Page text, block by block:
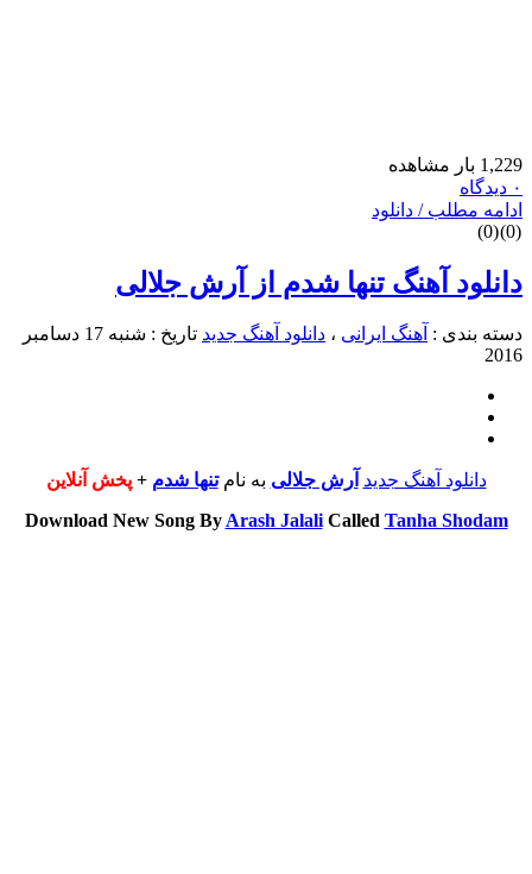
بار مشاهده
مطلب / دانلود
0
)
(
0
)
آهنگ تنها شدم از آرش جلالی
بندی : آهنگ ایرانی، دانلود آهنگ جدید
تاریخ : شنبه 17 دسامبر
دانلود آهنگ جدید آرش جلالیبه نامتنها شدم+پخش آنلاین
Download New Song ByArash JalaliCalledTanha Shodam